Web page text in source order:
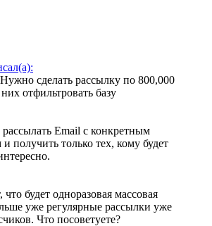
сделать рассылку по 800,000
отфильтровать базу
рассылать Email с конкретным
получить только тех, кому будет
что будет одноразовая массовая
уже регулярные рассылки уже
Что посоветуете?